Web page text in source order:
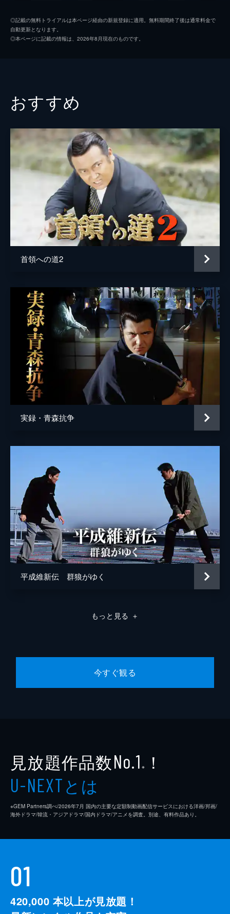
根津甚八
伊藤秀裕
脚本 武知鎮典
武知鎮典
北側雅司
中島仁
◎記載の無料トライアルは本ページ経由の新規登録に適用。無料期間終了後は通常料金で
自動更新となります。
◎本ページに記載の情報は、2026年8月現在のものです。
おすすめ
首領への道2
実録・青森抗争
平成維新伝 群狼がゆく
もっと見る ＋
今すぐ観る
見放題作品数No.1 ※ ！
U-NEXTとは
※GEM Partners調べ/2026年7⽉ 国内の主要な定額制動画配信サービスにおける洋画/邦画/
海外ドラマ/韓流・アジアドラマ/国内ドラマ/アニメを調査。別途、有料作品あり。
01
420,000 本以上が見放題！